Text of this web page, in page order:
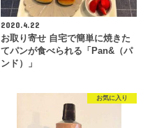
2020.4.22
お取り寄せ 自宅で簡単に焼きた
てパンが食べられる「Pan&（パ
ンド）」
お気に入り